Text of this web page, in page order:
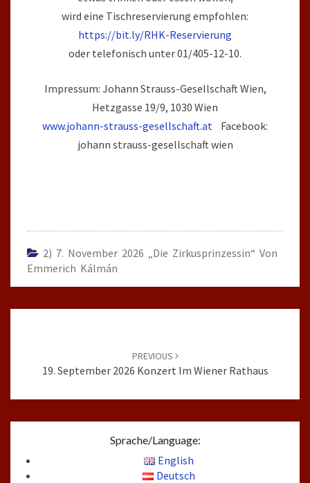
wird eine Tischreservierung empfohlen:
https://bit.ly/RHK-Reservierung
oder telefonisch unter 01/405-12-10.
Impressum: Johann Strauss-Gesellschaft Wien,
Hetzgasse 19/9, 1030 Wien
www.johann-strauss-gesellschaft.at Facebook:
johann strauss-gesellschaft wien
2) 7. November 2026 „Die Zirkusprinzessin“ Von
Emmerich Kálmán
PREVIOUS
19. September 2026 Konzert Im Wiener Rathaus
Sprache/Language:
English
Deutsch